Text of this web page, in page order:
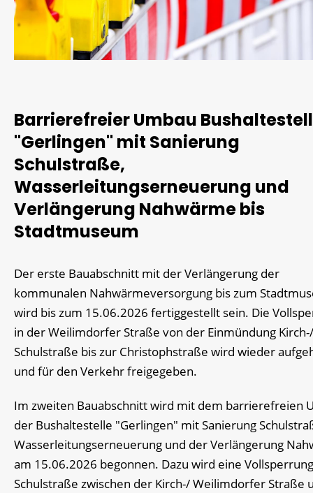
Barrierefreier Umbau
"Gerlingen" mit Sanierung
Schulstraße,
Wasserleitungserneuerung und
Verlängerung Nahwärme bis
Stadtmuseum
Der erste Bauabschnitt mit der Verlängerung der
kommunalen Nahwärmeversorgung bis zum
wird bis zum 15.06.2026 fertiggestellt sein. Die
in der Weilimdorfer Straße von der Einmündung Kirch-/
Schulstraße bis zur Christophstraße wird wieder
und für den Verkehr freigegeben.
Im zweiten Bauabschnitt wird mit dem barrierefreien
der Bushaltestelle "Gerlingen" mit Sanierung
Wasserleitungserneuerung und der Verlängerung
am 15.06.2026 begonnen. Dazu wird eine
Schulstraße zwischen der Kirch-/ Weilimdorfer Straße